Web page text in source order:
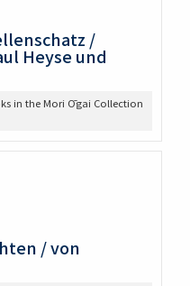
/
Heyse und
in the Mori Ōgai Collection
/ von